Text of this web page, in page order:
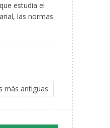
estudia el
las normas
más antiguas